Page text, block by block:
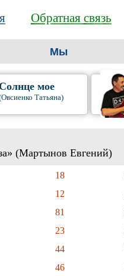
Обратная связь
Мы
мое
Татьяна)
(Мартынов Евгений)
18
12
81
23
44
46